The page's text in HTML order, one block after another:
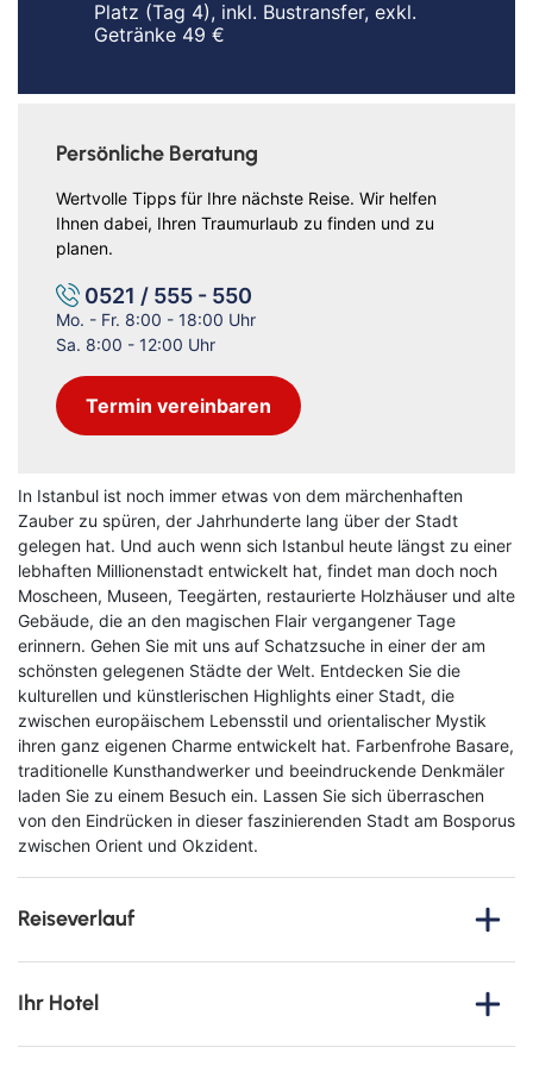
In Istanbul ist noch immer etwas von dem märchenhaften
Zauber zu spüren, der Jahrhunderte lang über der Stadt
gelegen hat. Und auch wenn sich Istanbul heute längst zu einer
lebhaften Millionenstadt entwickelt hat, findet man doch noch
Moscheen, Museen, Teegärten, restaurierte Holzhäuser und alte
Gebäude, die an den magischen Flair vergangener Tage
erinnern. Gehen Sie mit uns auf Schatzsuche in einer der am
schönsten gelegenen Städte der Welt. Entdecken Sie die
kulturellen und künstlerischen Highlights einer Stadt, die
zwischen europäischem Lebensstil und orientalischer Mystik
ihren ganz eigenen Charme entwickelt hat. Farbenfrohe Basare,
traditionelle Kunsthandwerker und beeindruckende Denkmäler
laden Sie zu einem Besuch ein. Lassen Sie sich überraschen
von den Eindrücken in dieser faszinierenden Stadt am Bosporus
zwischen Orient und Okzident.
Reiseverlauf
Vom gewählten Abflughafen fliegen Sie in die türkische
Ihr Hotel
Ottoman's Life Hotel Deluxe
Platz (Tag 4), inkl. Bustransfer, exkl.
Getränke 49 €
Persönliche Beratung
Wertvolle Tipps für Ihre nächste Reise. Wir helfen
Ihnen dabei, Ihren Traumurlaub zu finden und zu
planen.
0521 / 555 - 550
Mo. - Fr. 8:00 - 18:00 Uhr
Sa. 8:00 - 12:00 Uhr
Termin vereinbaren